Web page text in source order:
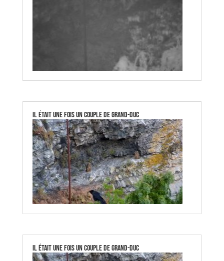
Il était une fois un couple de Grand-Duc
Il était une fois un couple de Grand-Duc